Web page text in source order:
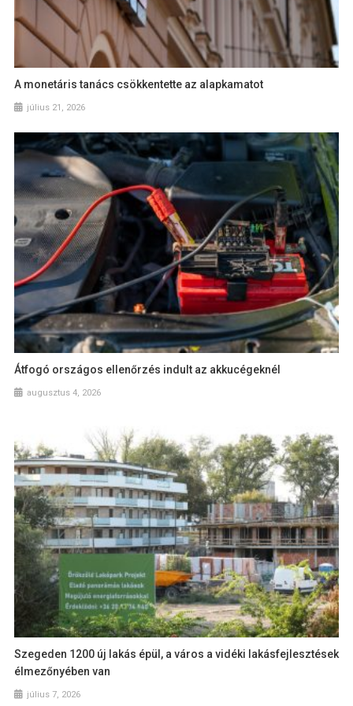
A monetáris tanács csökkentette az alapkamatot
július 21, 2026
Átfogó országos ellenőrzés indult az akkucégeknél
augusztus 4, 2026
Szegeden 1200 új lakás épül, a város a vidéki lakásfejlesztések
élmezőnyében van
július 7, 2026